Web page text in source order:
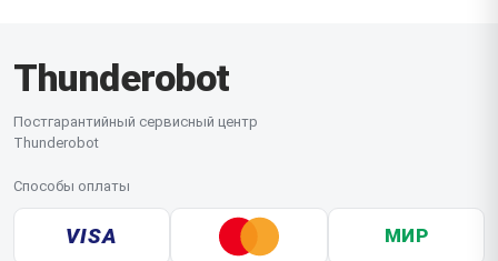
Thunderobot
Постгарантийный сервисный центр
Thunderobot
Способы оплаты
VISA МИР